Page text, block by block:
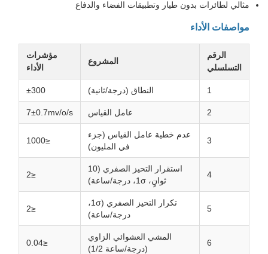
مثالي لطائرات بدون طيار وتطبيقات الفضاء والدفاع
مواصفات الأداء
الرقم
التسلسلي
المشروع
مؤشرات
الأداء
النطاق (درجة/ثانية) ±300
عامل القياس 7±0.7mv/o/s
عدم خطية عامل القياس (جزء
في المليون)
≤1000
4
استقرار التحيز الصفري (10
ثوانٍ، 1σ، درجة/ساعة)
≤2
5
تكرار التحيز الصفري (1σ،
درجة/ساعة)
≤2
المشي العشوائي الزاوي
(درجة/ساعة 1/2)
≤0.04